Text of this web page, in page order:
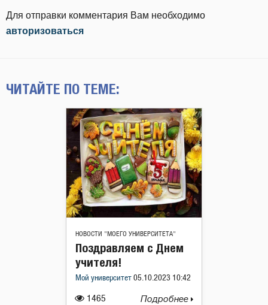
Для отправки комментария Вам необходимо
авторизоваться
ЧИТАЙТЕ ПО ТЕМЕ:
НОВОСТИ "МОЕГО УНИВЕРСИТЕТА"
1465
Поздравляем с Днем
учителя!
Мой университет 05.10.2023 10:42
Подробнее